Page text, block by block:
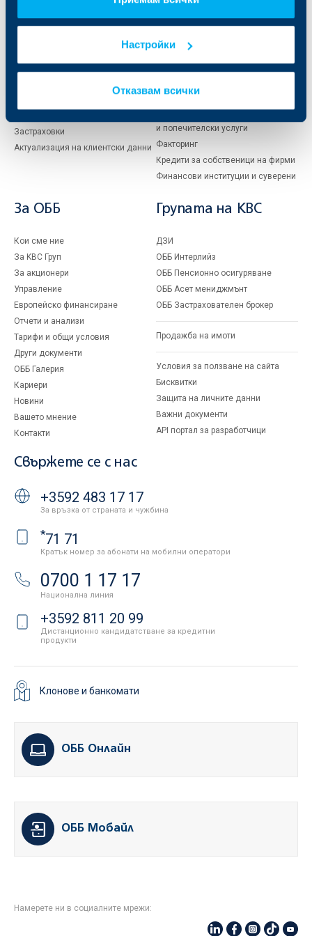
Настройки
Отказвам всички
клиенти
Застраховки
Актуализация на клиентски данни
Бизнес
клиенти
Кредитиране
и попечителски услуги
Факторинг
Кредити за собственици на фирми
Финансови институции и суверени
За ОББ
Кои сме ние
За KBC Груп
За акционери
Управление
Европейско финансиране
Отчети и анализи
Тарифи и общи условия
Други документи
ОББ Галерия
Кариери
Новини
Вашето мнение
Контакти
Групата на KBC
ДЗИ
ОББ Интерлийз
ОББ Пенсионно осигуряване
ОББ Асет мениджмънт
ОББ Застрахователен брокер
Продажба на имоти
Условия за ползване на сайта
Бисквитки
Защита на личните данни
Важни документи
API портал за разработчици
Свържете се с нас
+3592 483 17 17
За връзка от страната и чужбина
*71 71
Кратък номер за абонати на мобилни оператори
0700 1 17 17
Национална линия
+3592 811 20 99
Дистанционно кандидатстване за кредитни
продукти
Клонове и банкомати
ОББ Онлайн
ОББ Мобайл
Намерете ни в социалните мрежи: